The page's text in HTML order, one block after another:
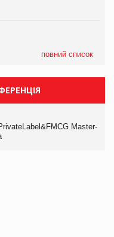
повний список
Master-